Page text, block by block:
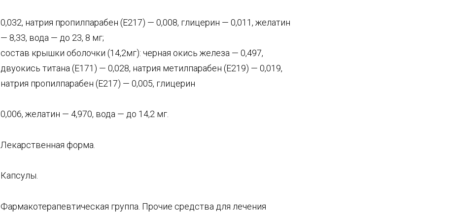
0,032, натрия пропилпарабен (Е217) — 0,008, глицерин — 0,011, желатин
— 8,33, вода — до 23, 8 мг;
состав крышки оболочки (14,2мг): черная окись железа — 0,497,
двуокись титана (Е171) — 0,028, натрия метилпарабен (Е219) — 0,019,
натрия пропилпарабен (Е217) — 0,005, глицерин
0,006, желатин — 4,970, вода — до 14,2 мг.
Лекарственная форма.
Капсулы.
Фармакотерапевтическая группа. Прочие средства для лечения